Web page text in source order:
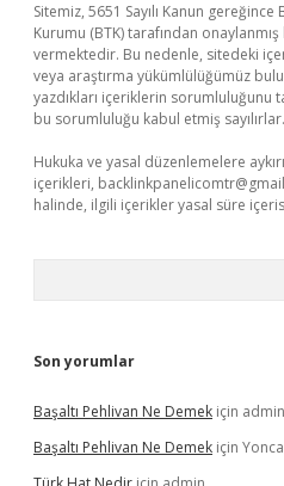
Sitemiz, 5651 Sayılı Kanun
Kurumu (BTK) tarafından
vermektedir. Bu nedenle, sitedeki
veya araştırma yükümlülüğümüz
yazdıkları içeriklerin sorumluluğunu
bu sorumluluğu kabul etmiş sayılırlar.
Hukuka ve yasal düzenlemelere
içerikleri,
halinde, ilgili içerikler yasal süre
Son yorumlar
Başaltı Pehlivan Ne Demek için admin
Başaltı Pehlivan Ne Demek için Yonca